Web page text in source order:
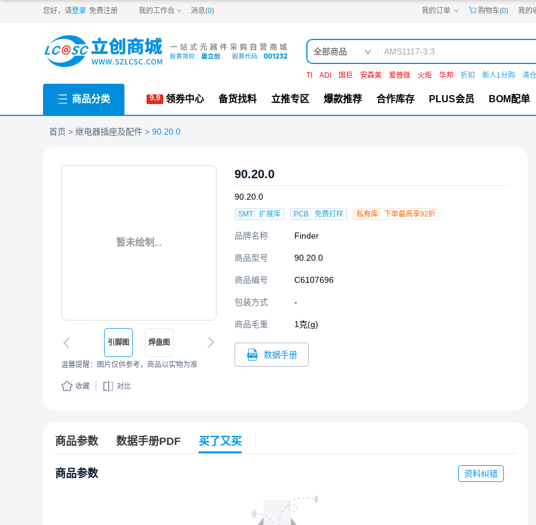
您好，请登录 免费注册 我的工作台 消息(0) 我的订单 购物车(0) 我的
嘉立创PCB
嘉立创FA
机电工坊
全部商品
TI ADI 国巨 安森美 爱普微 火炬 华邦 折扣 新人1分购 清仓
商品分类 领券中心 备货找料 立推专区 爆款推荐 合作库存 PLUS会员 BOM配单
首页 继电器插座及配件 90.20.0
暂未绘制...
引脚图 焊盘图
温馨提醒：图片仅供参考，商品以实物为准
收藏 对比
90.20.0
90.20.0
SMT 扩展库 PCB 免费打样 私有库 下单最高享92折
品牌名称 Finder
商品型号 90.20.0
商品编号 C6107696
包装方式 -
商品毛重 1克(g)
数据手册
商品参数 数据手册PDF 买了又买
商品参数 资料纠错